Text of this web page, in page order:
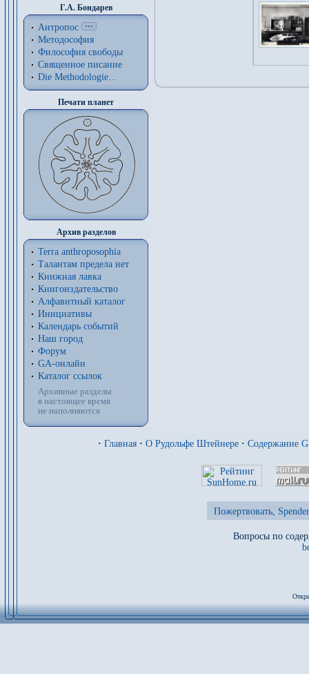
Г.А. Бондарев
Антропос
Методософия
Философия cвободы
Священное писание
Die Methodologie...
Печати планет
Архив разделов
Terra anthroposophia
Талантам предела нет
Книжная лавка
Книгоиздательство
Алфавитный каталог
Инициативы
Календарь событий
Наш город
Форум
GA-онлайн
Каталог ссылок
Архивные разделы
в настоящее время
не наполняются
· Главная · О Рудольфе Штейнере · Содержание
Пожертвовать,
Вопросы по